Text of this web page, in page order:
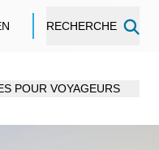
RECHERCHE
POUR VOYAGEURS